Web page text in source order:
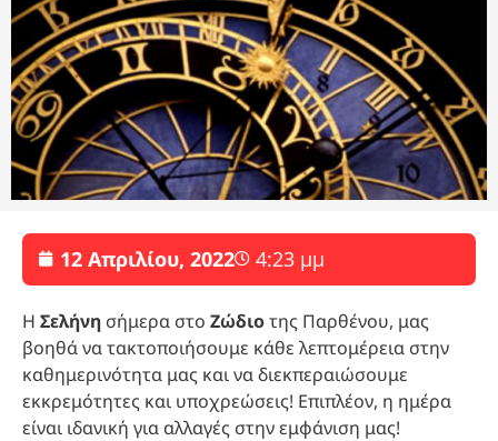
12 Απριλίου, 2022 4:23 μμ
Η Σελήνη σήμερα στο Ζώδιοτης Παρθένου, μας
βοηθά να τακτοποιήσουμε κάθε λεπτομέρεια στην
καθημερινότητα μας και να διεκπεραιώσουμε
εκκρεμότητες και υποχρεώσεις! Επιπλέον, η ημέρα
είναι ιδανική για αλλαγές στην εμφάνιση μας!